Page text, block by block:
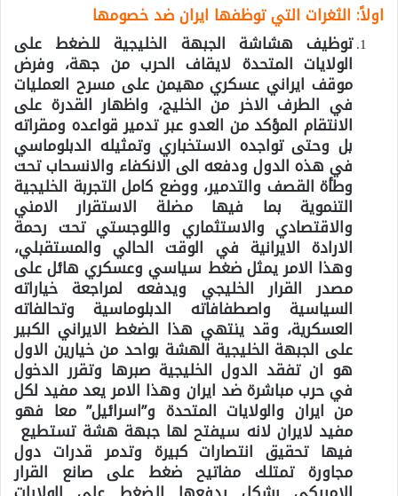
اولاً: الثغرات التي توظفها ايران ضد خصومها
توظيف هشاشة الجبهة الخليجية للضغط على
الولايات المتحدة لايقاف الحرب من جهة، وفرض
موقف ايراني عسكري مهيمن على مسرح العمليات
في الطرف الاخر من الخليج، واظهار القدرة على
الانتقام المؤكد من العدو عبر تدمير قواعده ومقراته
بل وحتى تواجده الاستخباري وتمثيله الدبلوماسي
في هذه الدول ودفعه الى الانكفاء والانسحاب تحت
وطأة القصف والتدمير، ووضع كامل التجربة الخليجية
التنموية بما فيها مضلة الاستقرار الامني
والاقتصادي والاستثماري واللوجستي تحت رحمة
الارادة الايرانية في الوقت الحالي والمستقبلي،
وهذا الامر يمثل ضغط سياسي وعسكري هائل على
مصدر القرار الخليجي ويدفعه لمراجعة خياراته
السياسية واصطفافاته الدبلوماسية وتحالفاته
العسكرية، وقد ينتهي هذا الضغط الايراني الكبير
على الجبهة الخليجية الهشة بواحد من خيارين الاول
هو ان تفقد الدول الخليجية صبرها وتقرر الدخول
في حرب مباشرة ضد ايران وهذا الامر يعد مفيد لكل
من ايران والولايات المتحدة و”اسرائيل” معا فهو
مفيد لايران لانه سيفتح لها جبهة هشة تستطيع
فيها تحقيق انتصارات كبيرة وتدمر قدرات دول
مجاورة تمتلك مفاتيح ضغط على صانع القرار